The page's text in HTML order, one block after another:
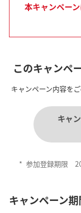
本キャンペー
このキャンペ
キャンペーン内容を
キャ
* 参加登録期限
キャンペーン期